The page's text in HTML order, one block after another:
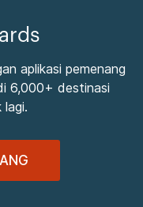
aplikasi pemenang
6,000+ destinasi